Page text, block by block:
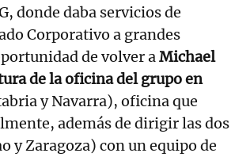
donde daba servicios de
Corporativo a grandes
de volver aMichael
de la oficina del grupo en
y Navarra), oficina que
además de dirigir las dos
y Zaragoza) con un equipo de